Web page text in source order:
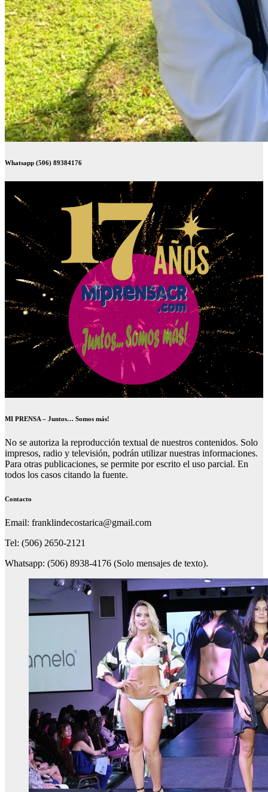
Whatsapp (506) 89384176
MI PRENSA – Juntos… Somos más!
No se autoriza la reproducción textual de nuestros contenidos. Solo
impresos, radio y televisión, podrán utilizar nuestras informaciones.
Para otras publicaciones, se permite por escrito el uso parcial. En
todos los casos citando la fuente.
Contacto
Email: franklindecostarica@gmail.com
Tel: (506) 2650-2121
Whatsapp: (506) 8938-4176 (Solo mensajes de texto).